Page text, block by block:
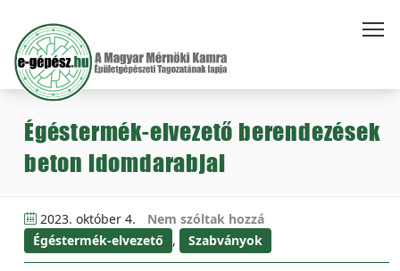
Égéstermék-elvezető berendezések
beton idomdarabjai
2023. október 4.
Nem szóltak hozzá
Égéstermék-elvezető , Szabványok